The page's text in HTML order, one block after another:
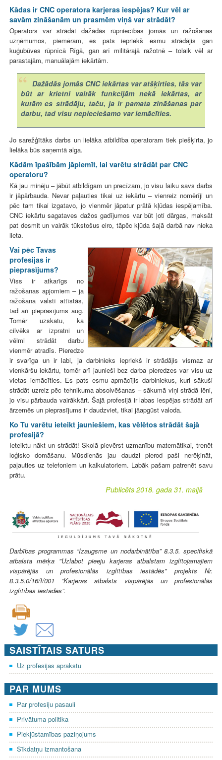
Kādas ir CNC operatora karjeras iespējas? Kur vēl ar
savām zināšanām un prasmēm viņš var strādāt?
Operators var strādāt dažādās rūpniecības jomās un ražošanas
uzņēmumos, piemēram, es pats iepriekš esmu strādājis gan
kuģubūves rūpnīcā Rīgā, gan arī militārajā ražotnē – tolaik vēl ar
parastajām, manuālajām iekārtām.
Dažādās jomās CNC iekārtas var atšķirties, tās var
būt ar krietni vairāk funkcijām nekā iekārtas, ar
kurām es strādāju, taču, ja ir pamata zināšanas par
darbu, tad visu nepieciešamo var iemācīties.
Jo sarežģītāks darbs un lielāka atbildība operatoram tiek piešķirta, jo
lielāka būs saņemtā alga.
Kādām īpašībām jāpiemīt, lai varētu strādāt par CNC
operatoru?
Kā jau minēju – jābūt atbildīgam un precīzam, jo visu laiku savs darbs
ir jāpārbauda. Nevar paļauties tikai uz iekārtu – vienreiz nomērīji un
pēc tam tikai izgatavo, jo vienmēr jāpatur prātā kļūdas iespējamība.
CNC iekārtu sagataves dažos gadījumos var būt ļoti dārgas, maksāt
pat desmit un vairāk tūkstošus eiro, tāpēc kļūda šajā darbā nav nieka
lieta.
Vai pēc Tavas
profesijas ir
pieprasījums?
Viss ir atkarīgs no
ražošanas apjomiem – ja
ražošana valstī attīstās,
tad arī pieprasījums aug.
Tomēr uzskatu, ka
cilvēks ar izpratni un
vēlmi strādāt darbu
vienmēr atradīs. Pieredze
ir svarīga un ir labi, ja darbinieks iepriekš ir strādājis vismaz ar
vienkāršu iekārtu, tomēr arī jaunieši bez darba pieredzes var visu uz
vietas iemācīties. Es pats esmu apmācījis darbiniekus, kuri sākuši
strādāt uzreiz pēc tehnikuma absolvēšanas – sākumā viņi strādā lēni,
jo visu pārbauda vairākkārt. Šajā profesijā ir labas iespējas strādāt arī
ārzemēs un pieprasījums ir daudzviet, tikai jāapgūst valoda.
Ko Tu varētu ieteikt jauniešiem, kas vēlētos strādāt šajā
profesijā?
Ieteiktu nākt un strādāt! Skolā pievērst uzmanību matemātikai, trenēt
loģisko domāšanu. Mūsdienās jau daudzi pierod paši nerēķināt,
paļauties uz telefoniem un kalkulatoriem. Labāk pašam patrenēt savu
prātu.
Publicēts 2018. gada 31. maijā
Darbības programmas “Izaugsme un nodarbinātība” 8.3.5. specifiskā
atbalsta mērķa "Uzlabot pieeju karjeras atbalstam izglītojamajiem
vispārējās un profesionālās izglītības iestādēs" projekts Nr.
8.3.5.0/16/I/001 “Karjeras atbalsts vispārējās un profesionālās
izglītības iestādēs”.
SAISTĪTAIS SATURS
Uz profesijas aprakstu
PAR MUMS
Par profesiju pasauli
Privātuma politika
Piekļūstamības paziņojums
Sīkdatņu izmantošana